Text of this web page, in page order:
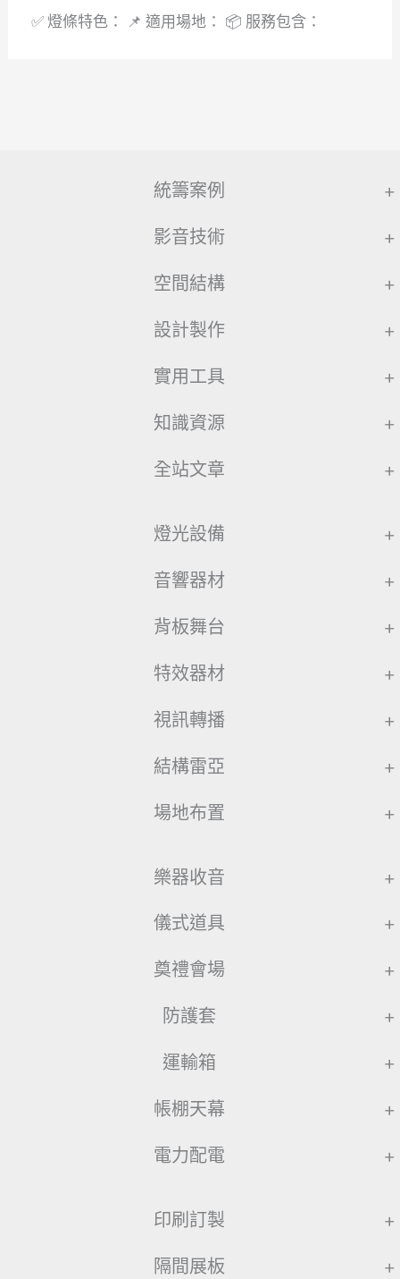
✅ 燈條特色： 📌 適用場地： 📦 服務包含：
統籌案例 +
影音技術 +
空間結構 +
設計製作 +
實用工具 +
知識資源 +
全站文章 +
燈光設備 +
音響器材 +
背板舞台 +
特效器材 +
視訊轉播 +
結構雷亞 +
場地布置 +
樂器收音 +
儀式道具 +
奠禮會場 +
防護套 +
運輸箱 +
帳棚天幕 +
電力配電 +
印刷訂製 +
隔間展板 +